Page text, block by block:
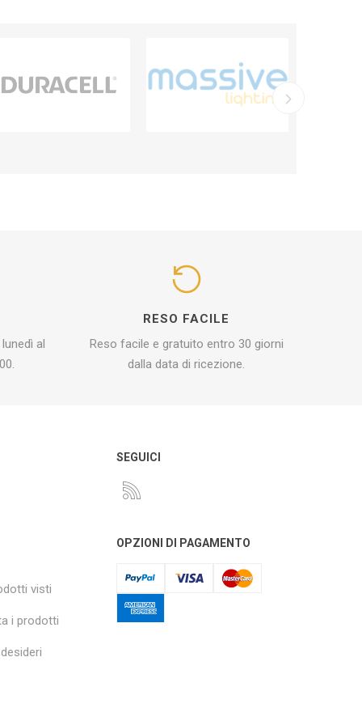
al
RESO FACILE
Reso facile e gratuito entro 30 giorni
dalla data di ricezione.
visti
i prodotti
SEGUICI
OPZIONI DI PAGAMENTO